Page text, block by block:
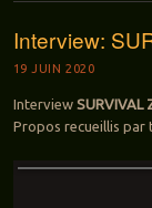
Interview:
19 JUIN 2020
Interview SURVIVAL
Propos recueillis par